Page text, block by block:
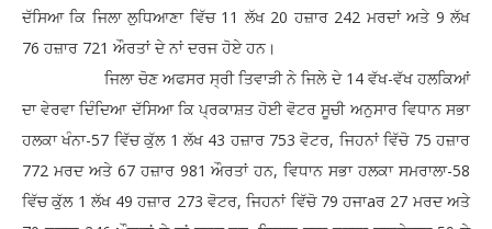
ਦੱਸਿਆ ਕਿ ਜਿਲਾ ਲੁਧਿਆਣਾ ਵਿੱਚ 11 ਲੱਖ 20 ਹਜ਼ਾਰ 242 ਮਰਦਾਂ ਅਤੇ 9 ਲੱਖ
76 ਹਜ਼ਾਰ 721 ਔਰਤਾਂ ਦੇ ਨਾਂ ਦਰਜ ਹੋਏ ਹਨ।
ਜਿਲਾ ਚੋਣ ਅਫਸਰ ਸ੍ਰੀ ਤਿਵਾੜੀ ਨੇ ਜਿਲੇ ਦੇ 14 ਵੱਖ-ਵੱਖ ਹਲਕਿਆਂ
ਦਾ ਵੇਰਵਾ ਦਿੰਦਿਆ ਦੱਸਿਆ ਕਿ ਪ੍ਰਕਾਸ਼ਤ ਹੋਈ ਵੋਟਰ ਸੂਚੀ ਅਨੁਸਾਰ ਵਿਧਾਨ ਸਭਾ
ਹਲਕਾ ਖੰਨਾ-57 ਵਿੱਚ ਕੁੱਲ 1 ਲੱਖ 43 ਹਜ਼ਾਰ 753 ਵੋਟਰ, ਜਿਹਨਾਂ ਵਿੱਚੋ 75 ਹਜ਼ਾਰ
772 ਮਰਦ ਅਤੇ 67 ਹਜ਼ਾਰ 981 ਔਰਤਾਂ ਹਨ, ਵਿਧਾਨ ਸਭਾ ਹਲਕਾ ਸਮਰਾਲਾ-58
ਵਿੱਚ ਕੁੱਲ 1 ਲੱਖ 49 ਹਜ਼ਾਰ 273 ਵੋਟਰ, ਜਿਹਨਾਂ ਵਿੱਚੋ 79 ਹਜਾaਰ 27 ਮਰਦ ਅਤੇ